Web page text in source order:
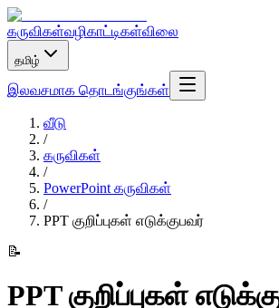
கருவிகள்வழிகாட்டிகள்விலை
தமிழ்
இலவசமாக தொடங்குங்கள்
வீடு
/
கருவிகள்
/
PowerPoint கருவிகள்
/
PPT குறிப்புகள் எடுக்குபவர்
📝
PPT குறிப்புகள்